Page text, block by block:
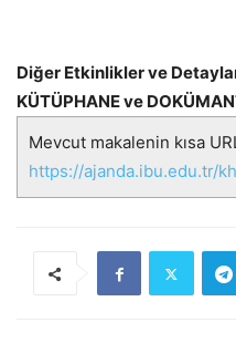
Diğer Etkinlikler ve
KÜTÜPHANE ve
Mevcut makalenin kısa
https://ajanda.ibu.edu.tr/